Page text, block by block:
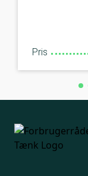
Pris